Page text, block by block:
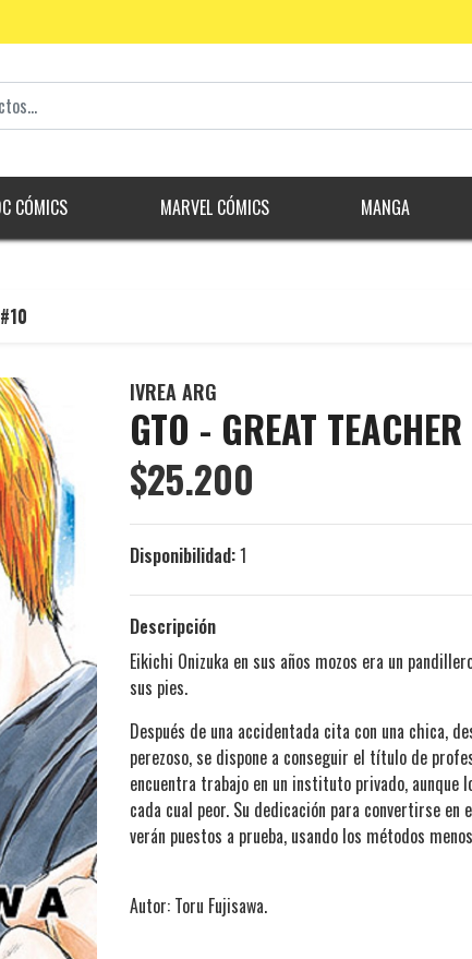
CÓMICS MARVEL CÓMICS MANGA
IVREA ARG
GTO - GREAT
$25.200
Disponibilidad:1
Descripción
Eikichi Onizuka en sus años mozos era un
sus pies.
Después de una accidentada cita con una chica,
perezoso, se dispone a conseguir el título de
encuentra trabajo en un instituto privado, aunque
cada cual peor. Su dedicación para convertirse
verán puestos a prueba, usando los métodos
Autor: Toru Fujisawa.